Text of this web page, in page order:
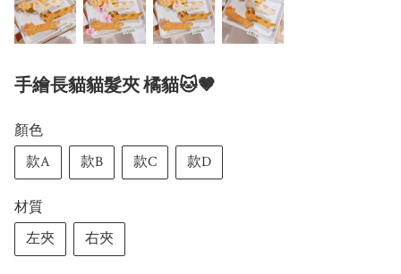
手繪長貓貓髮夾 橘貓🐱🤎
顏色
款A
款B 款C 款D
材質
左夾
右夾